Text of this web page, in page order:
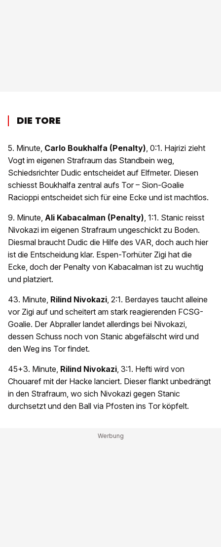
DIE TORE
5. Minute, Carlo Boukhalfa (Penalty), 0:1. Hajrizi zieht
Vogt im eigenen Strafraum das Standbein weg,
Schiedsrichter Dudic entscheidet auf Elfmeter. Diesen
schiesst Boukhalfa zentral aufs Tor – Sion-Goalie
Racioppi entscheidet sich für eine Ecke und ist machtlos.
9. Minute, Ali Kabacalman (Penalty), 1:1. Stanic reisst
Nivokazi im eigenen Strafraum ungeschickt zu Boden.
Diesmal braucht Dudic die Hilfe des VAR, doch auch hier
ist die Entscheidung klar. Espen-Torhüter Zigi hat die
Ecke, doch der Penalty von Kabacalman ist zu wuchtig
und platziert.
43. Minute, Rilind Nivokazi, 2:1. Berdayes taucht alleine
vor Zigi auf und scheitert am stark reagierenden FCSG-
Goalie. Der Abpraller landet allerdings bei Nivokazi,
dessen Schuss noch von Stanic abgefälscht wird und
den Weg ins Tor findet.
45+3. Minute, Rilind Nivokazi, 3:1. Hefti wird von
Chouaref mit der Hacke lanciert. Dieser flankt unbedrängt
in den Strafraum, wo sich Nivokazi gegen Stanic
durchsetzt und den Ball via Pfosten ins Tor köpfelt.